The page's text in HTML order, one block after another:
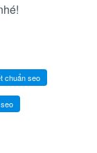
chuẩn seo